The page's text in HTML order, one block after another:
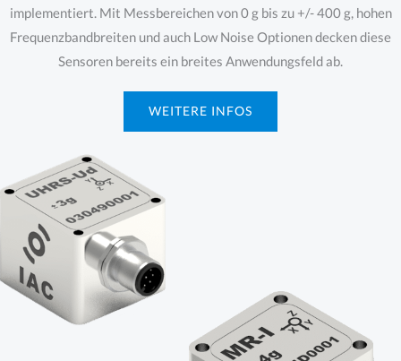
implementiert. Mit Messbereichen von 0 g bis zu +/- 400 g, hohen
Frequenzbandbreiten und auch Low Noise Optionen decken diese
Sensoren bereits ein breites Anwendungsfeld ab.
WEITERE INFOS